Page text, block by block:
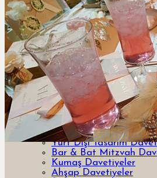
Davetiye
Yeni Tasarım Davetiye
Özel Tasarım
Lazer Kesimli
3 Boyutlu 3d
Pleksi Davetiyeler
Kutulu Davetiyeler
Yurt Dışı Tasarım
Bar & Bat Mitzvah
Kumaş Davetiyeler
Ahşap Davetiyeler